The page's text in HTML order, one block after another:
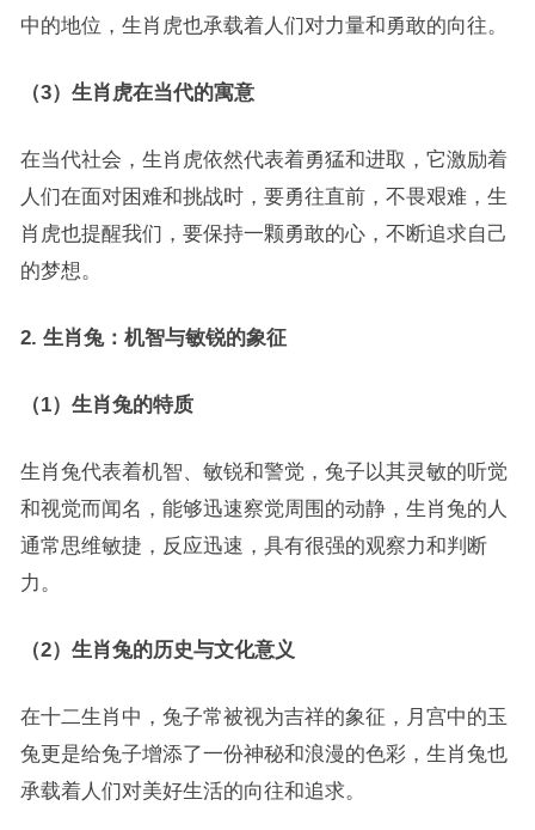
中的地位，生肖虎也承载着人们对力量和勇敢的向往。
（3）生肖虎在当代的寓意
在当代社会，生肖虎依然代表着勇猛和进取，它激励着
人们在面对困难和挑战时，要勇往直前，不畏艰难，生
肖虎也提醒我们，要保持一颗勇敢的心，不断追求自己
的梦想。
2. 生肖兔：机智与敏锐的象征
（1）生肖兔的特质
生肖兔代表着机智、敏锐和警觉，兔子以其灵敏的听觉
和视觉而闻名，能够迅速察觉周围的动静，生肖兔的人
通常思维敏捷，反应迅速，具有很强的观察力和判断
力。
（2）生肖兔的历史与文化意义
在十二生肖中，兔子常被视为吉祥的象征，月宫中的玉
兔更是给兔子增添了一份神秘和浪漫的色彩，生肖兔也
承载着人们对美好生活的向往和追求。